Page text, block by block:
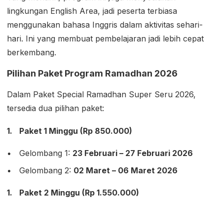
lingkungan English Area, jadi peserta terbiasa
menggunakan bahasa Inggris dalam aktivitas sehari-
hari. Ini yang membuat pembelajaran jadi lebih cepat
berkembang.
Pilihan Paket Program Ramadhan 2026
Dalam Paket Special Ramadhan Super Seru 2026,
tersedia dua pilihan paket:
Paket 1 Minggu (Rp 850.000)
Gelombang 1: 23 Februari – 27 Februari 2026
Gelombang 2: 02 Maret – 06 Maret 2026
Paket 2 Minggu (Rp 1.550.000)